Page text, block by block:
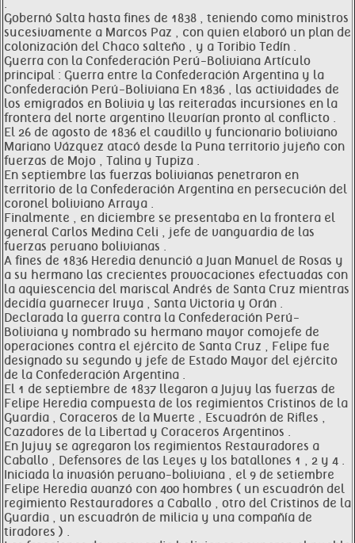
.
Gobernó Salta hasta fines de 1838 , teniendo como ministros
sucesivamente a Marcos Paz , con quien elaboró un plan de
colonización del Chaco salteño , y a Toribio Tedín .
Guerra con la Confederación Perú-Boliviana Artículo
principal : Guerra entre la Confederación Argentina y la
Confederación Perú-Boliviana En 1836 , las actividades de
los emigrados en Bolivia y las reiteradas incursiones en la
frontera del norte argentino llevarían pronto al conflicto .
El 26 de agosto de 1836 el caudillo y funcionario boliviano
Mariano Vázquez atacó desde la Puna territorio jujeño con
fuerzas de Mojo , Talina y Tupiza .
En septiembre las fuerzas bolivianas penetraron en
territorio de la Confederación Argentina en persecución del
coronel boliviano Arraya .
Finalmente , en diciembre se presentaba en la frontera el
general Carlos Medina Celi , jefe de vanguardia de las
fuerzas peruano bolivianas .
A fines de 1836 Heredia denunció a Juan Manuel de Rosas y
a su hermano las crecientes provocaciones efectuadas con
la aquiescencia del mariscal Andrés de Santa Cruz mientras
decidía guarnecer Iruya , Santa Victoria y Orán .
Declarada la guerra contra la Confederación Perú-
Boliviana y nombrado su hermano mayor comojefe de
operaciones contra el ejército de Santa Cruz , Felipe fue
designado su segundo y jefe de Estado Mayor del ejército
de la Confederación Argentina .
El 1 de septiembre de 1837 llegaron a Jujuy las fuerzas de
Felipe Heredia compuesta de los regimientos Cristinos de la
Guardia , Coraceros de la Muerte , Escuadrón de Rifles ,
Cazadores de la Libertad y Coraceros Argentinos .
En Jujuy se agregaron los regimientos Restauradores a
Caballo , Defensores de las Leyes y los batallones 1 , 2 y 4 .
Iniciada la invasión peruano-boliviana , el 9 de setiembre
Felipe Heredia avanzó con 400 hombres ( un escuadrón del
regimiento Restauradores a Caballo , otro del Cristinos de la
Guardia , un escuadrón de milicia y una compañía de
tiradores ) .